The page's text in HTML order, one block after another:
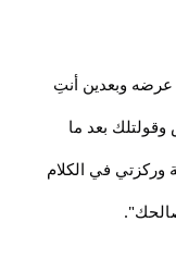
وبعدين أنتِ
بعد ما
في الكلام